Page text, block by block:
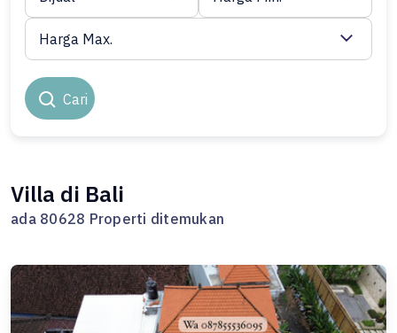
Cari
Harga Max.
Villa di Bali
ada 80628 Properti ditemukan